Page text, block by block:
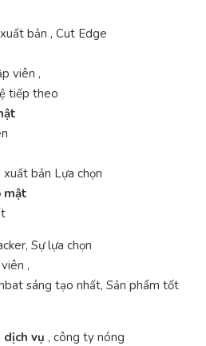
bản , Cut Edge
viên ,
tiếp theo
bản Lựa chọn
mật
Sự lựa chọn
,
sáng tạo nhất, Sản phẩm tốt
vụ , công ty nóng